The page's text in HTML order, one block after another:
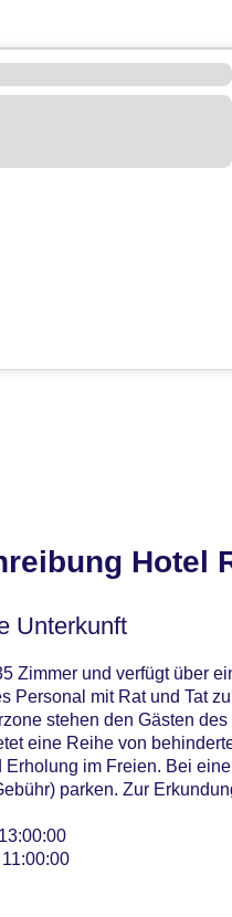
Hotel
Unterkunft
Zimmer und verfügt über
Personal mit Rat und Tat
stehen den Gästen
eine Reihe von
Erholung im Freien. Bei
parken. Zur